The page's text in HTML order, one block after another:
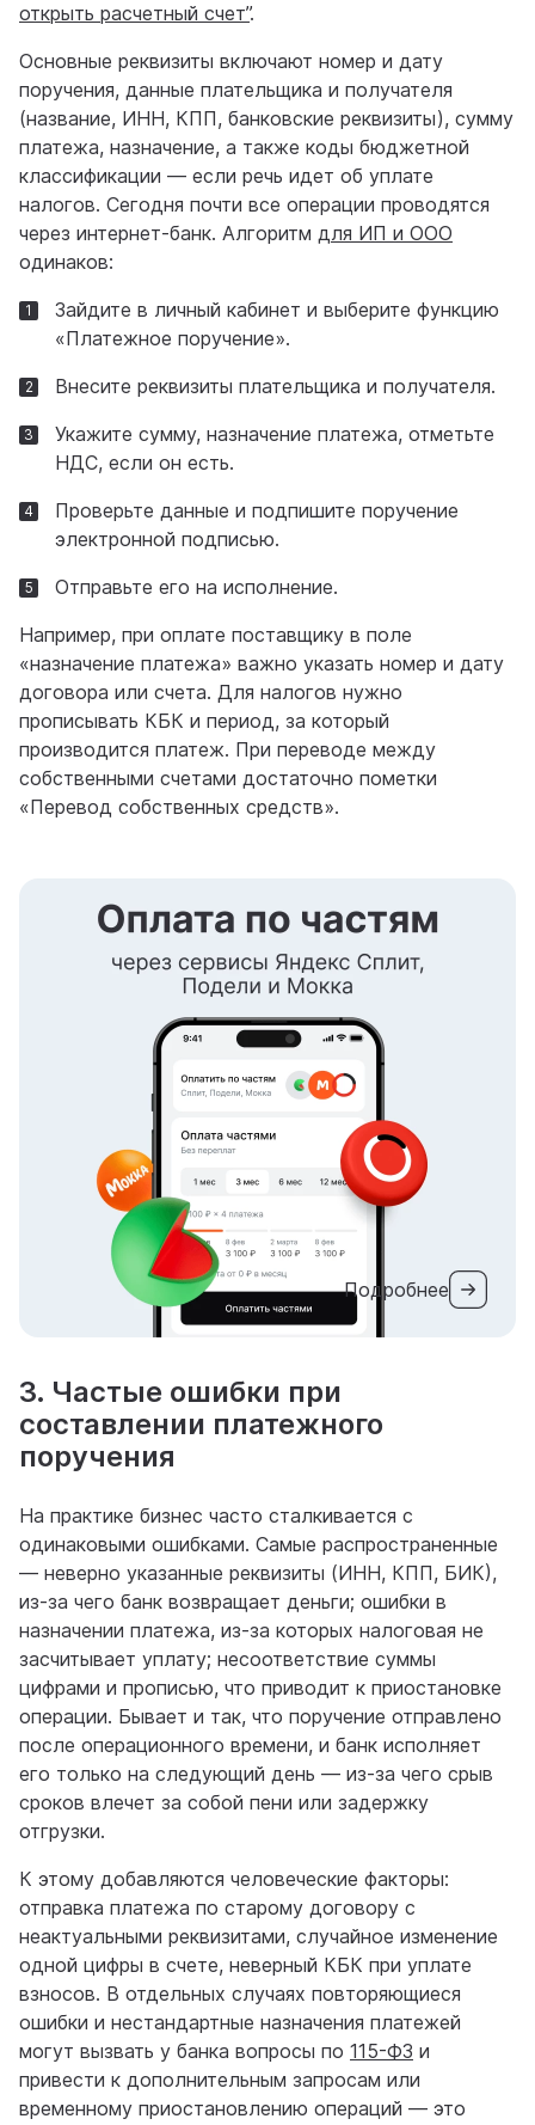
открыть расчетный счет”.
Основные реквизиты включают номер и дату
поручения, данные плательщика и получателя
(название, ИНН, КПП, банковские реквизиты), сумму
платежа, назначение, а также коды бюджетной
классификации — если речь идет об уплате
налогов. Сегодня почти все операции проводятся
через интернет-банк. Алгоритм для ИП и ООО
одинаков:
Зайдите в личный кабинет и выберите функцию
«Платежное поручение».
Внесите реквизиты плательщика и получателя.
Укажите сумму, назначение платежа, отметьте
НДС, если он есть.
Проверьте данные и подпишите поручение
электронной подписью.
Отправьте его на исполнение.
Например, при оплате поставщику в поле
«назначение платежа» важно указать номер и дату
договора или счета. Для налогов нужно
прописывать КБК и период, за который
производится платеж. При переводе между
собственными счетами достаточно пометки
«Перевод собственных средств».
Подробнее
3. Частые ошибки при
составлении платежного
поручения
На практике бизнес часто сталкивается с
одинаковыми ошибками. Самые распространенные
— неверно указанные реквизиты (ИНН, КПП, БИК),
из-за чего банк возвращает деньги; ошибки в
назначении платежа, из-за которых налоговая не
засчитывает уплату; несоответствие суммы
цифрами и прописью, что приводит к приостановке
операции. Бывает и так, что поручение отправлено
после операционного времени, и банк исполняет
его только на следующий день — из-за чего срыв
сроков влечет за собой пени или задержку
отгрузки.
К этому добавляются человеческие факторы:
отправка платежа по старому договору с
неактуальными реквизитами, случайное изменение
одной цифры в счете, неверный КБК при уплате
взносов. В отдельных случаях повторяющиеся
ошибки и нестандартные назначения платежей
могут вызвать у банка вопросы по 115-ФЗ и
привести к дополнительным запросам или
временному приостановлению операций — это